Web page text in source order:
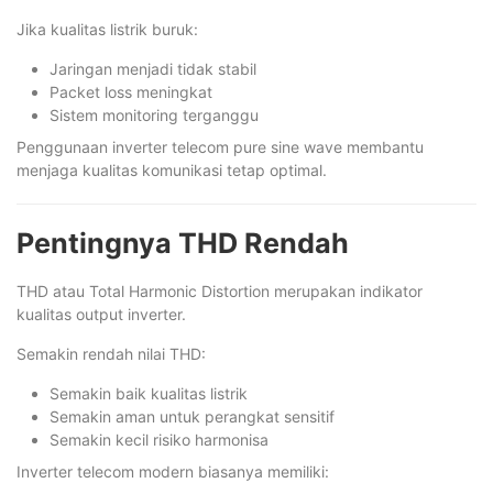
Jika kualitas listrik buruk:
Jaringan menjadi tidak stabil
Packet loss meningkat
Sistem monitoring terganggu
Penggunaan inverter telecom pure sine wave membantu
menjaga kualitas komunikasi tetap optimal.
Pentingnya THD Rendah
THD atau Total Harmonic Distortion merupakan indikator
kualitas output inverter.
Semakin rendah nilai THD:
Semakin baik kualitas listrik
Semakin aman untuk perangkat sensitif
Semakin kecil risiko harmonisa
Inverter telecom modern biasanya memiliki: